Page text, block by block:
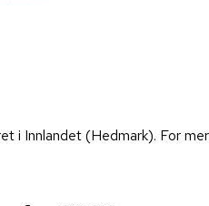
i Innlandet (Hedmark). For mer